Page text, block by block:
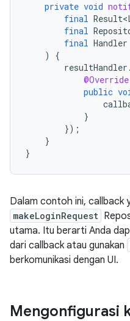
private void
final
final
final Handler
)
{
resultHandler .
@Override
public
}
});
}
}
Dalam contoh ini, callback
makeLoginRequest
utama. Itu berarti Anda
dari callback atau gunakan
berkomunikasi dengan UI.
Mengonfigurasi